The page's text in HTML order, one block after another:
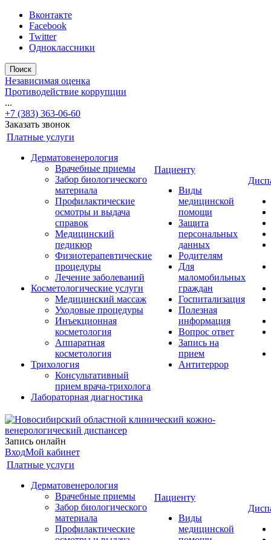
Вконтакте
Facebook
Twitter
Одноклассники
Поиск
Независимая оценка
Противодействие коррупции
...
+7 (383) 363-06-60
Заказать звонок
Платные услуги
Дерматовенерология
Врачебные приемы
Забор биологического
материала
Профилактические
осмотры и выдача
справок
Медицинский
педикюр
Физиотерапевтические
процедуры
Лечение заболеваний
Косметологические услуги
Медицинский массаж
Уходовые процедуры
Инъекционная
косметология
Аппаратная
косметология
Трихология
Консультативный
прием врача-трихолога
Лабораторная диагностика
Пациенту
Виды
медицинской
помощи
Защита
персональных
данных
Родителям
Для
маломобильных
граждан
Госпитализация
Полезная
информация
Вопрос ответ
Запись на
прием
Антитеррор
Запись онлайн
ВходМой кабинет
Платные услуги
Дерматовенерология
Врачебные приемы
Забор биологического
материала
Профилактические
Пациенту
Виды
медицинской